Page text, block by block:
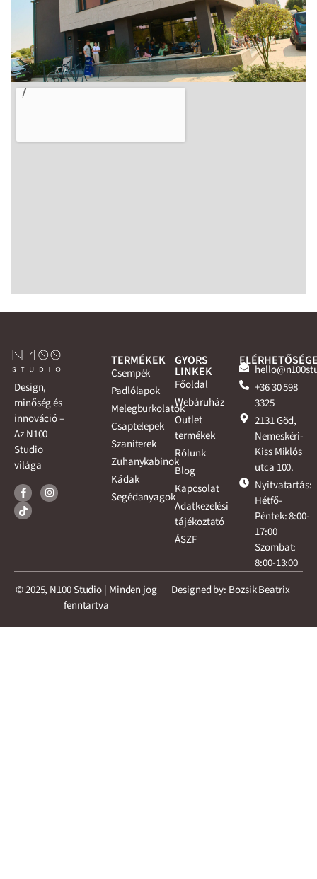
Design,
minőség és
innováció –
Az N100
Studio
világa
TERMÉKEK
Csempék
Padlólapok
Melegburkolatok
Csaptelepek
Szaniterek
Zuhanykabinok
Kádak
Segédanyagok
GYORS
LINKEK
Főoldal
Webáruház
Outlet
termékek
Rólunk
Blog
Kapcsolat
Adatkezelési
tájékoztató
ÁSZF
+36 30 598
3325
2131 Göd,
Nemeskéri-
Kiss Miklós
utca 100.
Nyitvatartás:
Hétfő-
Péntek: 8:00-
17:00
Szombat:
8:00-13:00
© 2025, N100 Studio | Minden jog
fenntartva
Designed by: Bozsik Beatrix